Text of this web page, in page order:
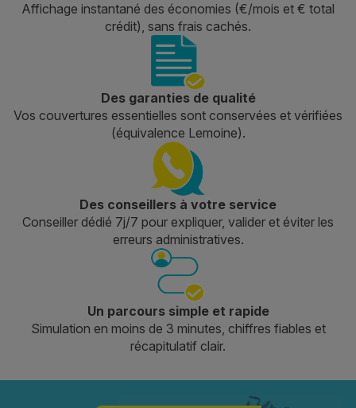
Affichage instantané des économies (€/mois et € total
crédit), sans frais cachés.
Des garanties de qualité
Vos couvertures essentielles sont conservées et vérifiées
(équivalence Lemoine).
Des conseillers à votre service
Conseiller dédié 7j/7 pour expliquer, valider et éviter les
erreurs administratives.
Un parcours simple et rapide
Simulation en moins de 3 minutes, chiffres fiables et
récapitulatif clair.